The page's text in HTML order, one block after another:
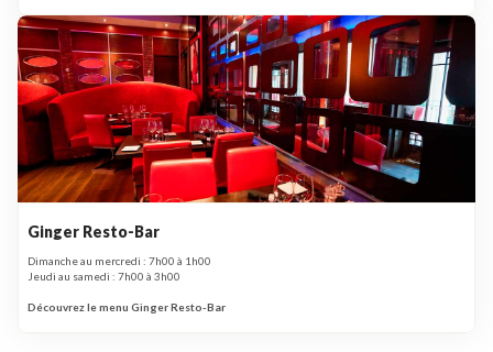
Ginger Resto-Bar
Dimanche au mercredi : 7h00 à 1h00
Jeudi au samedi : 7h00 à 3h00
Découvrez le menu Ginger Resto-Bar